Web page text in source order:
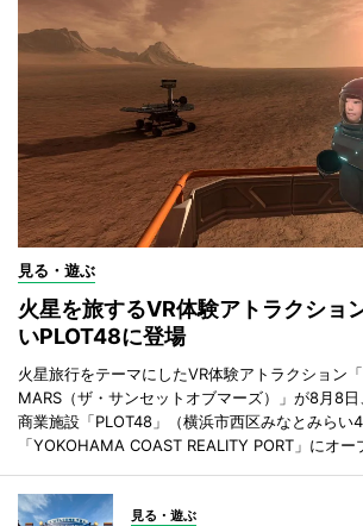
見る・遊ぶ
火星を旅するVR体験アトラクシ
いPLOT48に登場
火星旅行をテーマにしたVR体験アトラクション
MARS（ザ・サンセットオブマーズ）」が8月8
商業施設「PLOT48」（横浜市西区みなとみらい
「YOKOHAMA COAST REALITY PORT」にオー
見る・遊ぶ